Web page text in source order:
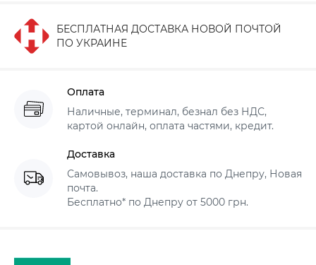
БЕСПЛАТНАЯ ДОСТАВКА НОВОЙ ПОЧТОЙ
ПО УКРАИНЕ
Оплата
Наличные, терминал, безнал без НДС,
картой онлайн, оплата частями, кредит.
Доставка
Самовывоз, наша доставка по Днепру, Новая
почта.
Бесплатно* по Днепру от 5000 грн.